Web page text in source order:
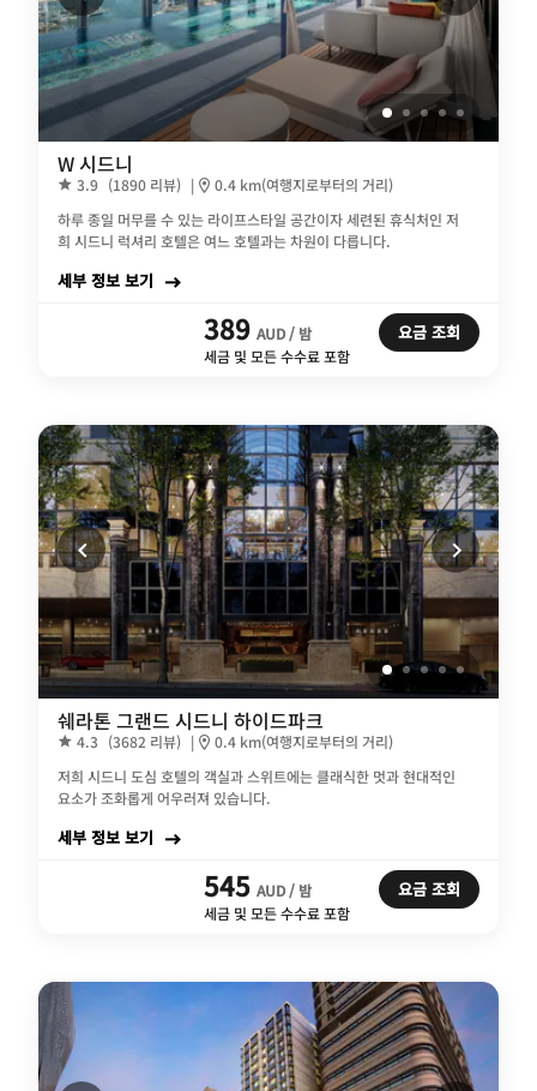
W 시드니
3.9 (1890 리뷰) |
0.4 km(여행지로부터의 거리)
하루 종일 머무를 수 있는 라이프스타일 공간이자 세련된 휴식처인 저
희 시드니 럭셔리 호텔은 여느 호텔과는 차원이 다릅니다.
세부 정보 보기
389 AUD / 밤
세금 및 모든 수수료 포함
요금 조회
쉐라톤 그랜드 시드니 하이드파크
4.3 (3682 리뷰) |
0.4 km(여행지로부터의 거리)
저희 시드니 도심 호텔의 객실과 스위트에는 클래식한 멋과 현대적인
요소가 조화롭게 어우러져 있습니다.
세부 정보 보기
545 AUD / 밤
세금 및 모든 수수료 포함
요금 조회